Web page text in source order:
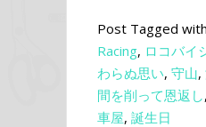
Post Tagged with
Racing, ロコバイ
わらぬ思い, 守山,
間を削って恩返し,
車屋, 誕生日